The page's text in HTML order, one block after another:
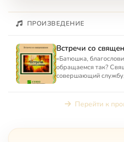
ПРОИЗВЕДЕНИЕ
Встречи со
«Батюшка,
обращаемся так?
совершающий
Перейти к